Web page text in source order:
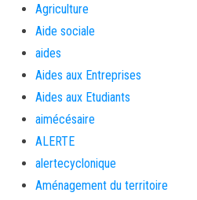
Agriculture
Aide sociale
aides
Aides aux Entreprises
Aides aux Etudiants
aimécésaire
ALERTE
alertecyclonique
Aménagement du territoire